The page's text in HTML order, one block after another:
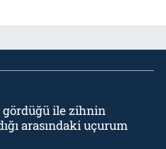
gördüğü ile zihnin
arasındaki uçurum